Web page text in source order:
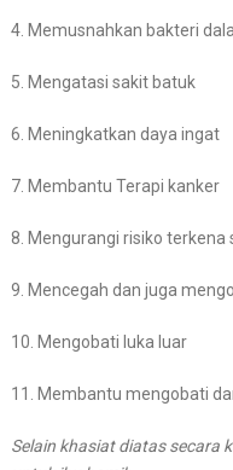
4. Memusnahkan bakteri
5. Mengatasi sakit batuk
6. Meningkatkan daya ingat
7. Membantu Terapi kanker
8. Mengurangi risiko terkena
9. Mencegah dan juga
10. Mengobati luka luar
11. Membantu mengobati
Selain khasiat diatas secara